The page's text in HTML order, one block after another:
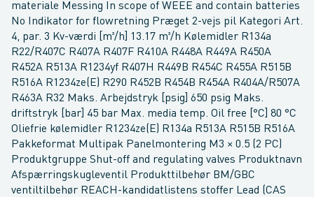
materiale Messing In scope of WEEE and contain batteries
No Indikator for flowretning Præget 2-vejs pil Kategori Art.
4, par. 3 Kv-værdi [m³/h] 13.17 m³/h Kølemidler R134a
R22/R407C R407A R407F R410A R448A R449A R450A
R452A R513A R1234yf R407H R449B R454C R455A R515B
R516A R1234ze(E) R290 R452B R454B R454A R404A/R507A
R463A R32 Maks. Arbejdstryk [psig] 650 psig Maks.
driftstryk [bar] 45 bar Max. media temp. Oil free [°C] 80 °C
Oliefrie kølemidler R1234ze(E) R134a R513A R515B R516A
Pakkeformat Multipak Panelmontering M3 × 0.5 (2 PC)
Produktgruppe Shut-off and regulating valves Produktnavn
Afspærringskugleventil Produkttilbehør BM/GBC
ventiltilbehør REACH-kandidatlistens stoffer Lead (CAS